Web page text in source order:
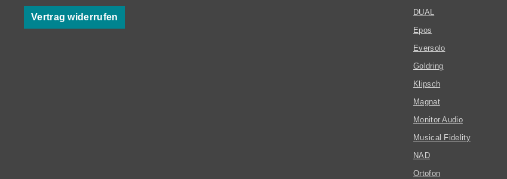
Vertrag widerrufen
DUAL
Epos
Eversolo
Goldring
Klipsch
Magnat
Monitor Audio
Musical Fidelity
NAD
Ortofon